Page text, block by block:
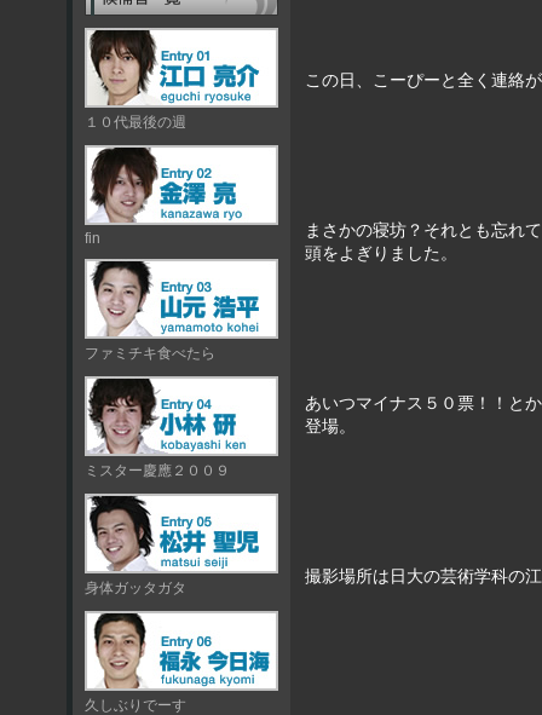
この日、こーぴーと全く連絡
まさかの寝坊？それとも忘れ
頭をよぎりました。
あいつマイナス５０票！！と
登場。
撮影場所は日大の芸術学科の
１０代最後の週
fin
ファミチキ食べたら
ミスター慶應２００９
身体ガッタガタ
久しぶりでーす